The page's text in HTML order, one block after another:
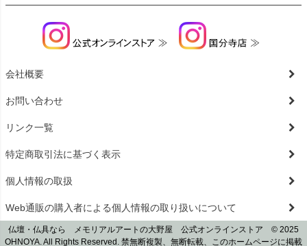
会社概要
お問い合わせ
リンク一覧
特定商取引法に基づく表示
個人情報の取扱
Web通販の購入者による個人情報の取り扱いについて
仏壇・仏具なら メモリアルアートの大野屋 公式オンラインストア © 2025
OHNOYA. All Rights Reserved. 禁無断複製、無断転載、このホームページに掲載